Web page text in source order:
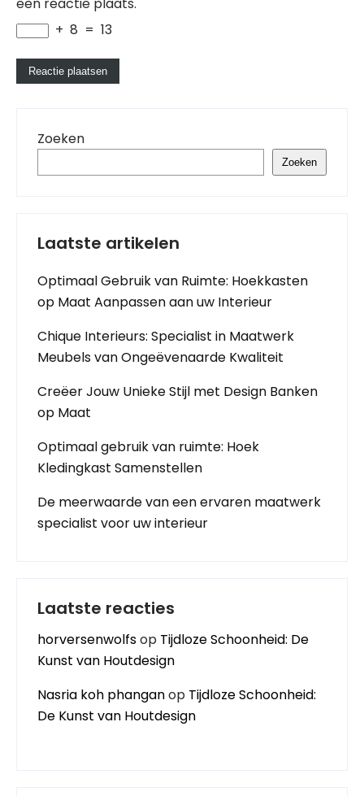
een reactie plaats.
+ 8 = 13
Zoeken
Zoeken
Laatste artikelen
Optimaal Gebruik van Ruimte: Hoekkasten
op Maat Aanpassen aan uw Interieur
Chique Interieurs: Specialist in Maatwerk
Meubels van Ongeëvenaarde Kwaliteit
Creëer Jouw Unieke Stijl met Design Banken
op Maat
Optimaal gebruik van ruimte: Hoek
Kledingkast Samenstellen
De meerwaarde van een ervaren maatwerk
specialist voor uw interieur
Laatste reacties
horversenwolfsop Tijdloze Schoonheid: De
Kunst van Houtdesign
Nasria koh phanganop Tijdloze Schoonheid:
De Kunst van Houtdesign